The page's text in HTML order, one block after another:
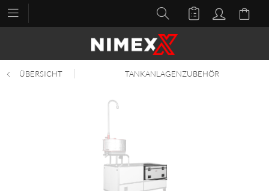
ÜBERSICHT TANKANLAGENZUBEHÖR